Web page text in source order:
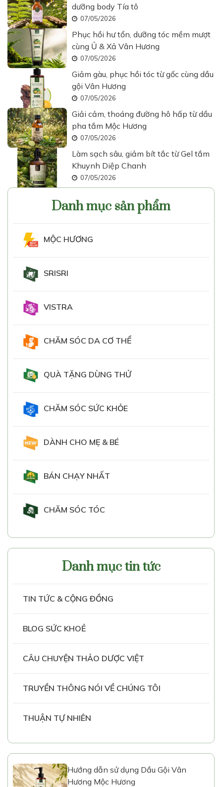
dưỡng body Tía tô
07/05/2026
Phục hồi hư tổn, dưỡng tóc mềm mượt
cùng Ủ & Xả Vân Hương
07/05/2026
Giảm gàu, phục hồi tóc từ gốc cùng dầu
gội Vân Hương
07/05/2026
Giải cảm, thoáng đường hô hấp từ dầu
pha tắm Mộc Hương
07/05/2026
Làm sạch sâu, giảm bít tắc từ Gel tắm
Khuynh Diệp Chanh
07/05/2026
Danh mục sản phẩm
MỘC HƯƠNG
SRISRI
VISTRA
CHĂM SÓC DA CƠ THỂ
QUÀ TẶNG DÙNG THỬ
CHĂM SÓC SỨC KHỎE
DÀNH CHO MẸ & BÉ
BÁN CHẠY NHẤT
CHĂM SÓC TÓC
Danh mục tin tức
TIN TỨC & CỘNG ĐỒNG
BLOG SỨC KHOẺ
CÂU CHUYỆN THẢO DƯỢC VIỆT
TRUYỀN THÔNG NÓI VỀ CHÚNG TÔI
THUẬN TỰ NHIÊN
Hướng dẫn sử dụng Dầu Gội Vân
Hương Mộc Hương